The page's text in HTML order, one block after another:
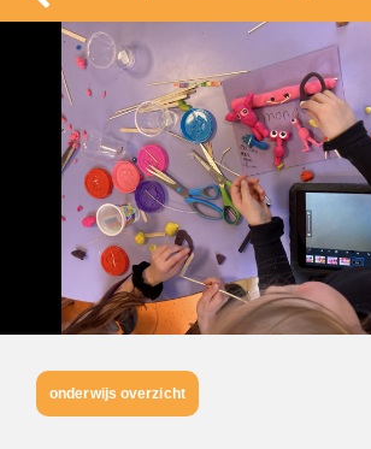
onderwijs overzicht